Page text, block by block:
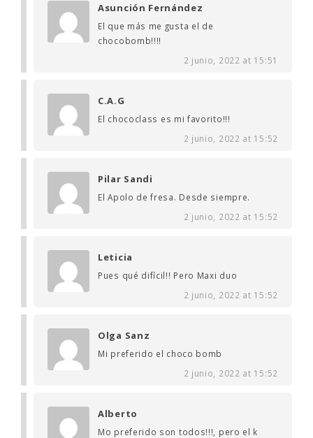
Asunción Fernández
El que más me gusta el de
chocobomb!!!!
2 junio, 2022 at 15:51
C.A.G
El chococlass es mi favorito!!!
2 junio, 2022 at 15:52
Pilar Sandi
El Apolo de fresa. Desde siempre.
2 junio, 2022 at 15:52
Leticia
Pues qué difícil!! Pero Maxi duo
2 junio, 2022 at 15:52
Olga Sanz
Mi preferido el choco bomb
2 junio, 2022 at 15:52
Alberto
Mo preferido son todos!!!, pero el k